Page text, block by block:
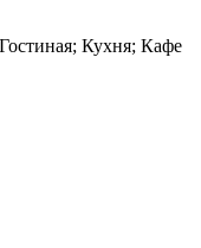
Кухня; Кафе